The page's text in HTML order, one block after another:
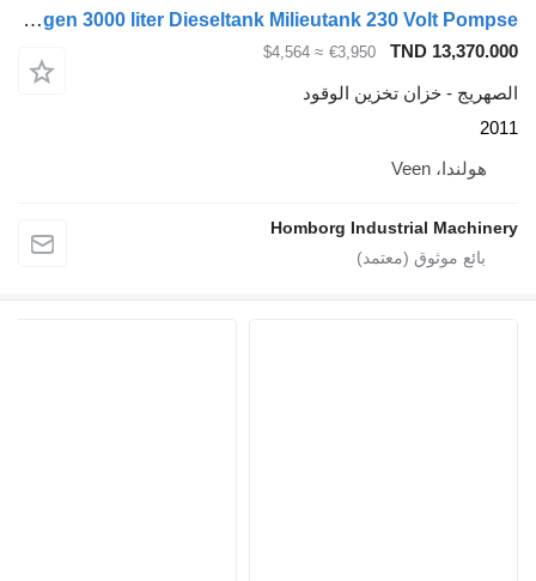
Kiwa IBC Steenbergen 3000 liter Dieseltank Milieutank 230 Volt Pompse
TND
€3,950
≈ $4,564
تخزين الوقود
Homborg Industrial